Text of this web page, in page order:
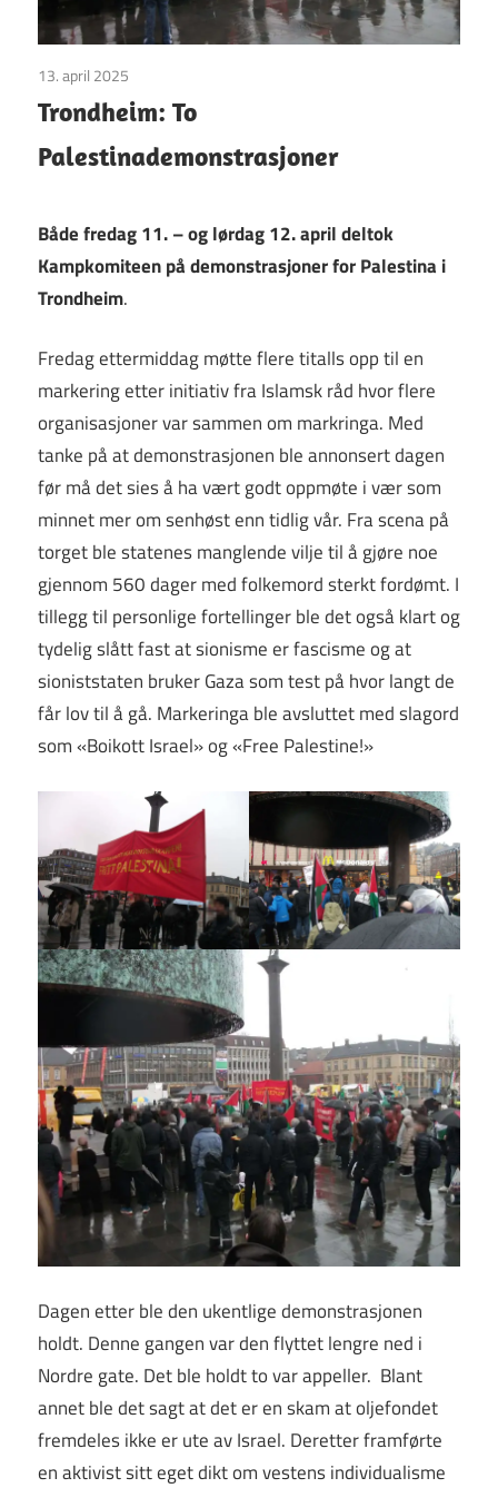
13. april 2025
Trondheim: To
Palestinademonstrasjoner
Både fredag 11. – og lørdag 12. april deltok
Kampkomiteen på demonstrasjoner for Palestina i
Trondheim.
Fredag ettermiddag møtte flere titalls opp til en
markering etter initiativ fra Islamsk råd hvor flere
organisasjoner var sammen om markringa. Med
tanke på at demonstrasjonen ble annonsert dagen
før må det sies å ha vært godt oppmøte i vær som
minnet mer om senhøst enn tidlig vår. Fra scena på
torget ble statenes manglende vilje til å gjøre noe
gjennom 560 dager med folkemord sterkt fordømt. I
tillegg til personlige fortellinger ble det også klart og
tydelig slått fast at sionisme er fascisme og at
sioniststaten bruker Gaza som test på hvor langt de
får lov til å gå. Markeringa ble avsluttet med slagord
som «Boikott Israel» og «Free Palestine!»
Dagen etter ble den ukentlige demonstrasjonen
holdt. Denne gangen var den flyttet lengre ned i
Nordre gate. Det ble holdt to var appeller. Blant
annet ble det sagt at det er en skam at oljefondet
fremdeles ikke er ute av Israel. Deretter framførte
en aktivist sitt eget dikt om vestens individualisme